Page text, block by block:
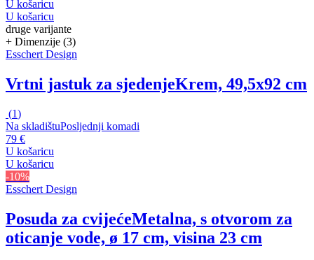
U košaricu
U košaricu
druge varijante
+ Dimenzije (3)
Esschert Design
Vrtni jastuk za sjedenjeKrem, 49,5x92 cm
(1)
Na skladištuPosljednji komadi
79 €
U košaricu
U košaricu
-10%
Esschert Design
Posuda za cvijećeMetalna, s otvorom za
oticanje vode, ø 17 cm, visina 23 cm